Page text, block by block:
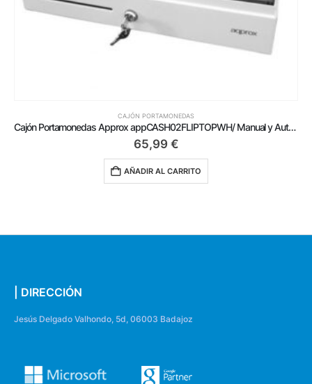
CAJÓN PORTAMONEDAS
Cajón Portamonedas Approx appCASH02FLIPTOPWH/ Manual y Automático/ Blanco
65,99 €
AÑADIR AL CARRITO
| DIRECCIÓN
Jesús Delgado Valhondo, 5d, 06003 Badajoz